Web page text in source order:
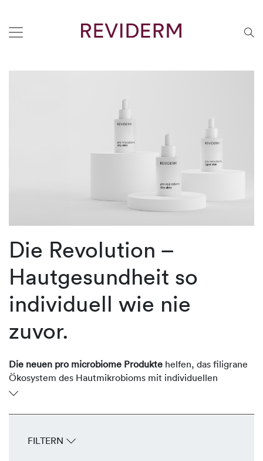
Die Revolution –
Hautgesundheit so
individuell wie nie
zuvor.
Die neuen pro microbiome Produkte helfen, das filigrane
Ökosystem des Hautmikrobioms mit individuellen
Lösungen in optimaler Balance zu halten.
Herzstück ist der hocheffiziente, synergistisch wirksame
das Hautmikrobiom ausgerichtete Pflegeprodukte, hat er
FILTERN